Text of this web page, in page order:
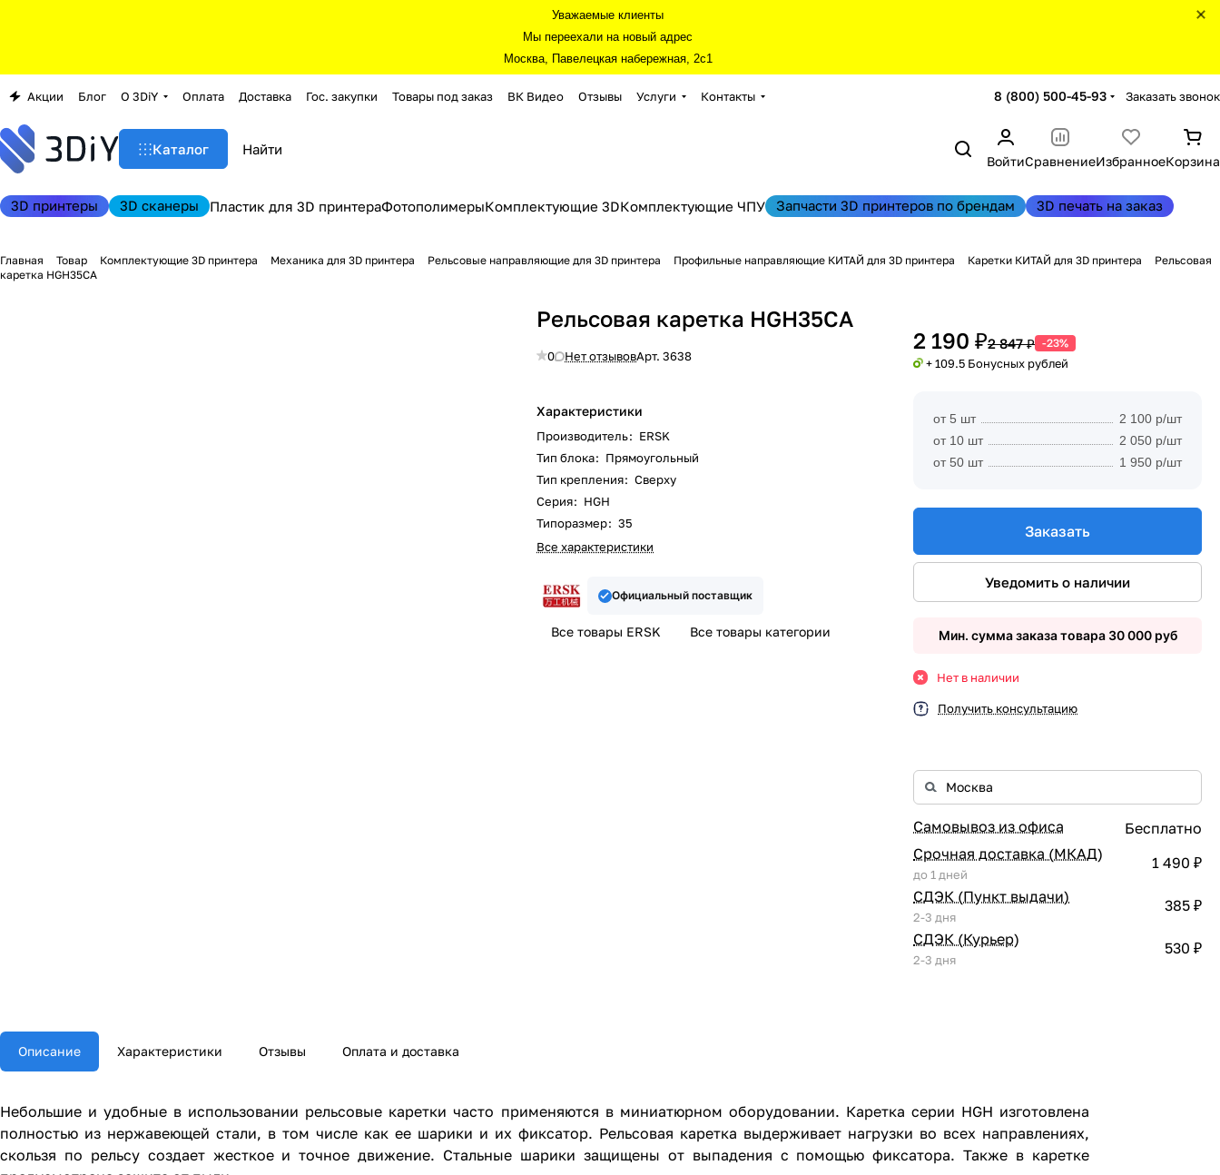
Уважаемые клиенты
Мы переехали на новый адрес
Москва, Павелецкая набережная, 2с1
Акции Блог О 3DiY Оплата Доставка Гос. закупки Товары под заказ ВК Видео Отзывы Услуги Контакты 8 (800) 500-45-93 Заказать звонок
Каталог
ВойтиСравнениеИзбранноеКорзина
3D принтеры 3D сканеры Пластик для 3D принтераФотополимерыКомплектующие 3DКомплектующие ЧПУ Запчасти 3D принтеров по брендам 3D печать на заказ
Главная Товар Комплектующие 3D принтера Механика для 3D принтера Рельсовые направляющие для 3D принтера Профильные направляющие КИТАЙ для 3D принтера Каретки КИТАЙ для 3D принтера
Рельсовая
каретка HGH35CA
Рельсовая каретка HGH35CA
0 Нет отзывовАрт.3638
Характеристики
Производитель: ERSK
Тип блока: Прямоугольный
Тип крепления: Сверху
Серия: HGH
Типоразмер: 35
Все характеристики
Официальный поставщик
Все товары ERSK Все товары категории
2 190 ₽2 847 ₽ -23%
+ 109.5 Бонусных рублей
от 5 шт
2 100 р/шт
от 10 шт
2 050 р/шт
от 50 шт
1 950 р/шт
Заказать
Уведомить о наличии
Мин. сумма заказа товара 30 000 руб
Нет в наличии
Получить консультацию
Самовывоз из офиса
Бесплатно
Срочная доставка (МКАД)
до 1 дней
1 490 ₽
СДЭК (Пункт выдачи)
2-3 дня
385 ₽
СДЭК (Курьер)
2-3 дня
530 ₽
Описание Характеристики Отзывы Оплата и доставка
Небольшие и удобные в использовании рельсовые каретки часто применяются в миниатюрном оборудовании. Каретка серии HGH изготовлена
полностью из нержавеющей стали, в том числе как ее шарики и их фиксатор. Рельсовая каретка выдерживает нагрузки во всех направлениях,
скользя по рельсу создает жесткое и точное движение. Стальные шарики защищены от выпадения с помощью фиксатора. Также в каретке